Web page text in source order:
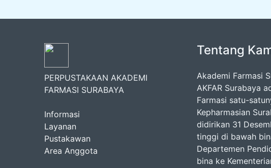
PERPUSTAKAAN AKADEMI
FARMASI SURABAYA
Informasi
Layanan
Pustakawan
Area Anggota
Tentang
Akademi Farmasi
AKFAR Surabaya
Farmasi satu-
Kepharmasian
didirikan 31
tinggi di bawah
Departemen
bina ke